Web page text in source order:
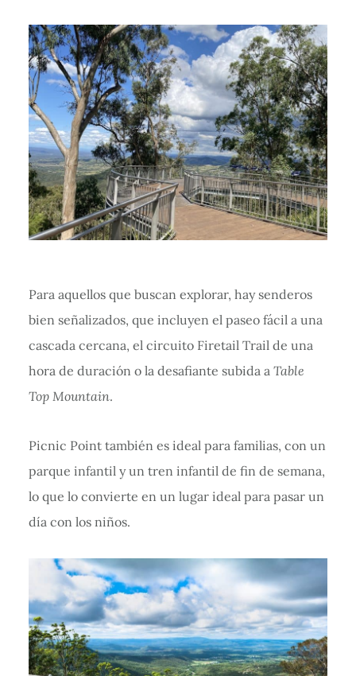
Para aquellos que buscan explorar, hay senderos
bien señalizados, que incluyen el paseo fácil a una
cascada cercana, el circuito Firetail Trail de una
hora de duración o la desafiante subida a Table
Top Mountain.
Picnic Point también es ideal para familias, con un
parque infantil y un tren infantil de fin de semana,
lo que lo convierte en un lugar ideal para pasar un
día con los niños.